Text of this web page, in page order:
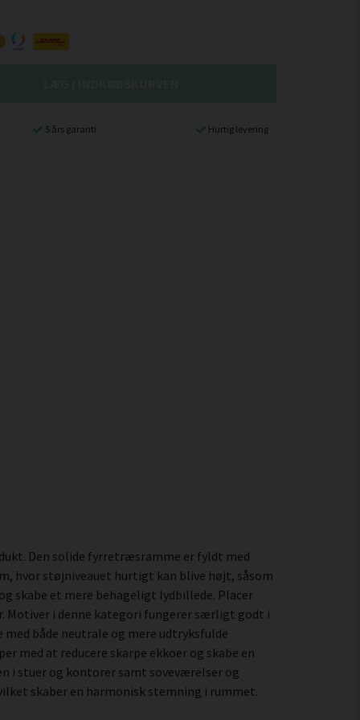
5 års garanti Hurtig levering
Den solide fyrretræsramme er fyldt med
hvor støjniveauet hurtigt kan blive højt, såsom
skabe et mere behageligt lydbillede. Placer
Motiver i denne kategori fungerer særligt godt i
både neutrale og mere udtryksfulde
med at reducere skarpe ekkoer og skabe en
i stuer og kontorer samt soveværelser og
skaber en harmonisk stemning i rummet.